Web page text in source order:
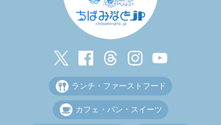
ランチ・ファーストフード
カフェ・パン・スイーツ